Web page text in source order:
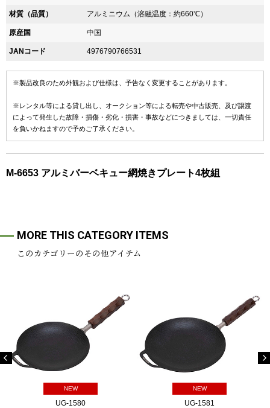
材質（品質） アルミニウム（溶融温度：約660℃）
原産国 中国
JANコード 4976790766531
※製品改良のため外観および仕様は、予告なく変更することがあります。
※レンタル等による貸し出し、オークション等による転売や中古販売、及び譲渡
によって発生した故障・損傷・劣化・損害・事故などにつきましては、一切責任
を負いかねますので予めご了承ください。
M-6653 アルミバーベキュー網焼きプレート4枚組
MORE THIS CATEGORY ITEMS
このカテゴリーのその他アイテム
NEW
UG-1580
NEW
UG-1581